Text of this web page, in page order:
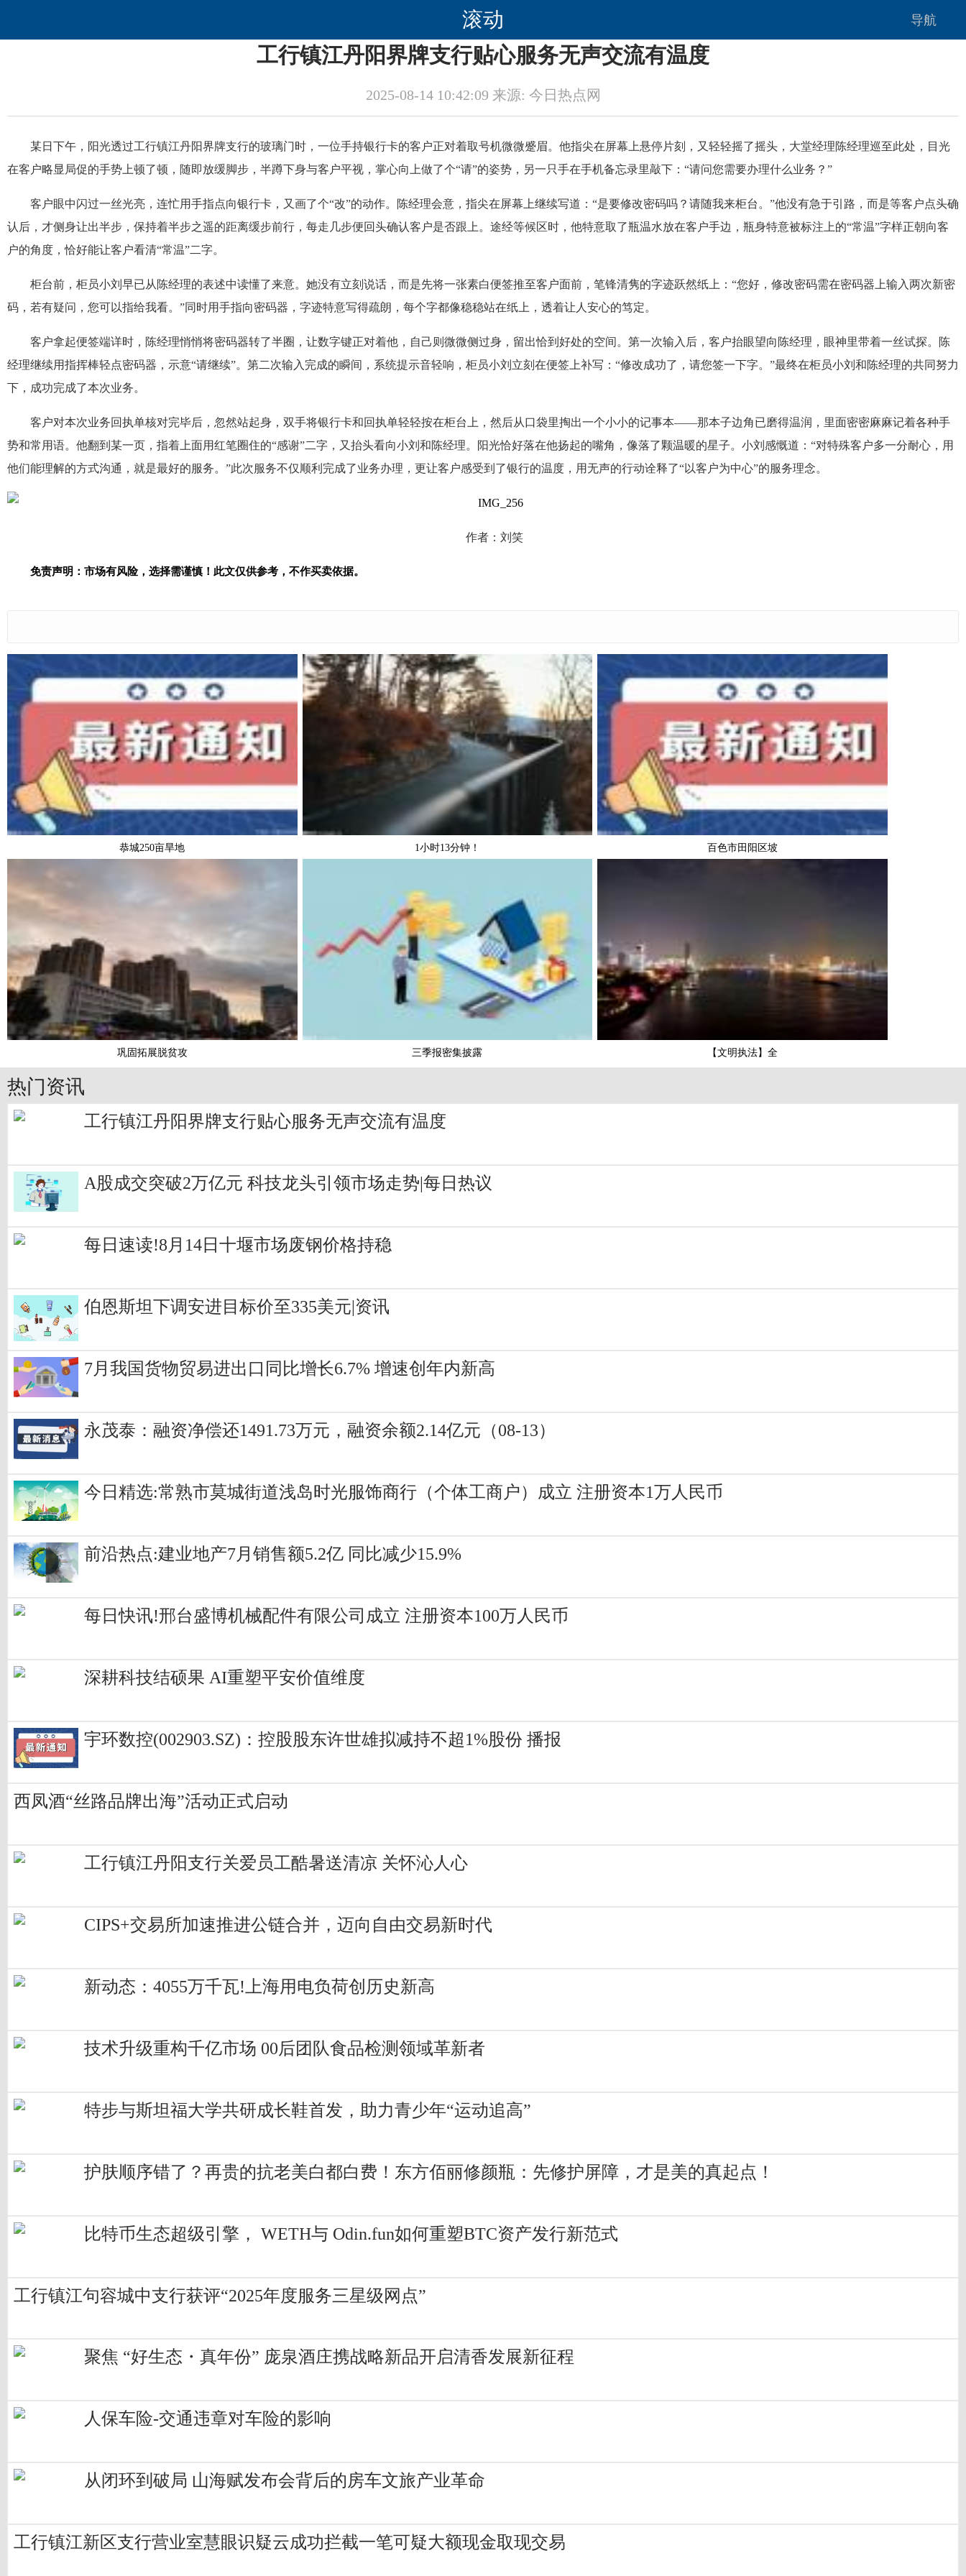
滚动 导航
工行镇江丹阳界牌支行贴心服务无声交流有温度
2025-08-14 10:42:09 来源: 今日热点网
某日下午，阳光透过工行镇江丹阳界牌支行的玻璃门时，一位手持银行卡的客户正对着取号机微微蹙眉。他指尖在屏幕上悬停片刻，又轻轻摇了摇头，大堂经理陈经理巡至此处，目光
在客户略显局促的手势上顿了顿，随即放缓脚步，半蹲下身与客户平视，掌心向上做了个“请”的姿势，另一只手在手机备忘录里敲下：“请问您需要办理什么业务？”
客户眼中闪过一丝光亮，连忙用手指点向银行卡，又画了个“改”的动作。陈经理会意，指尖在屏幕上继续写道：“是要修改密码吗？请随我来柜台。”他没有急于引路，而是等客户点头确
认后，才侧身让出半步，保持着半步之遥的距离缓步前行，每走几步便回头确认客户是否跟上。途经等候区时，他特意取了瓶温水放在客户手边，瓶身特意被标注上的“常温”字样正朝向客
户的角度，恰好能让客户看清“常温”二字。
柜台前，柜员小刘早已从陈经理的表述中读懂了来意。她没有立刻说话，而是先将一张素白便签推至客户面前，笔锋清隽的字迹跃然纸上：“您好，修改密码需在密码器上输入两次新密
码，若有疑问，您可以指给我看。”同时用手指向密码器，字迹特意写得疏朗，每个字都像稳稳站在纸上，透着让人安心的笃定。
客户拿起便签端详时，陈经理悄悄将密码器转了半圈，让数字键正对着他，自己则微微侧过身，留出恰到好处的空间。第一次输入后，客户抬眼望向陈经理，眼神里带着一丝试探。陈
经理继续用指挥棒轻点密码器，示意“请继续”。第二次输入完成的瞬间，系统提示音轻响，柜员小刘立刻在便签上补写：“修改成功了，请您签一下字。”最终在柜员小刘和陈经理的共同努力
下，成功完成了本次业务。
客户对本次业务回执单核对完毕后，忽然站起身，双手将银行卡和回执单轻轻按在柜台上，然后从口袋里掏出一个小小的记事本——那本子边角已磨得温润，里面密密麻麻记着各种手
势和常用语。他翻到某一页，指着上面用红笔圈住的“感谢”二字，又抬头看向小刘和陈经理。阳光恰好落在他扬起的嘴角，像落了颗温暖的星子。小刘感慨道：“对特殊客户多一分耐心，用
他们能理解的方式沟通，就是最好的服务。”此次服务不仅顺利完成了业务办理，更让客户感受到了银行的温度，用无声的行动诠释了“以客户为中心”的服务理念。
作者：刘笑
免责声明：市场有风险，选择需谨慎！此文仅供参考，不作买卖依据。
恭城250亩旱地 1小时13分钟！ 百色市田阳区坡
巩固拓展脱贫攻 三季报密集披露 【文明执法】全
热门资讯
工行镇江丹阳界牌支行贴心服务无声交流有温度
A股成交突破2万亿元 科技龙头引领市场走势|每日热议
每日速读!8月14日十堰市场废钢价格持稳
伯恩斯坦下调安进目标价至335美元|资讯
7月我国货物贸易进出口同比增长6.7% 增速创年内新高
永茂泰：融资净偿还1491.73万元，融资余额2.14亿元（08-13）
今日精选:常熟市莫城街道浅岛时光服饰商行（个体工商户）成立 注册资本1万人民币
前沿热点:建业地产7月销售额5.2亿 同比减少15.9%
每日快讯!邢台盛博机械配件有限公司成立 注册资本100万人民币
深耕科技结硕果 AI重塑平安价值维度
宇环数控(002903.SZ)：控股股东许世雄拟减持不超1%股份 播报
西凤酒“丝路品牌出海”活动正式启动
工行镇江丹阳支行关爱员工酷暑送清凉 关怀沁人心
CIPS+交易所加速推进公链合并，迈向自由交易新时代
新动态：4055万千瓦!上海用电负荷创历史新高
技术升级重构千亿市场 00后团队食品检测领域革新者
特步与斯坦福大学共研成长鞋首发，助力青少年“运动追高”
护肤顺序错了？再贵的抗老美白都白费！东方佰丽修颜瓶：先修护屏障，才是美的真起点！
比特币生态超级引擎， WETH与 Odin.fun如何重塑BTC资产发行新范式
工行镇江句容城中支行获评“2025年度服务三星级网点”
聚焦 “好生态・真年份” 庞泉酒庄携战略新品开启清香发展新征程
人保车险-交通违章对车险的影响
从闭环到破局 山海赋发布会背后的房车文旅产业革命
工行镇江新区支行营业室慧眼识疑云成功拦截一笔可疑大额现金取现交易